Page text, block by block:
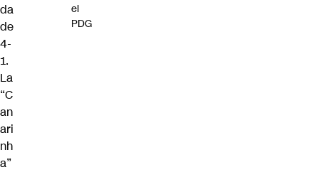
da
de
4-
1.
La
“C
an
ari
nh
a”
el
PDG